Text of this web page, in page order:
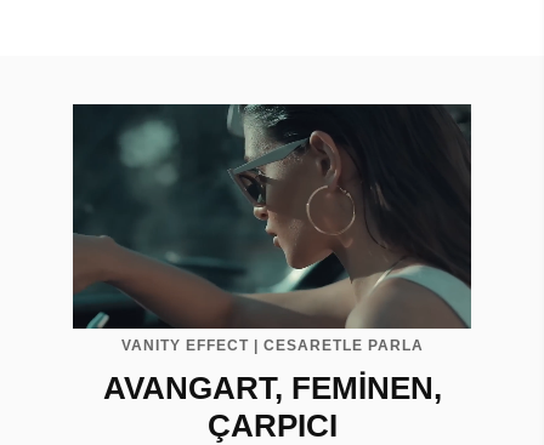
VANITY EFFECT | CESARETLE PARLA
AVANGART, FEMİNEN,
ÇARPICI